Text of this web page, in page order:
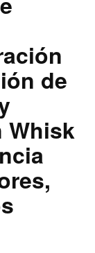
de
Whisk